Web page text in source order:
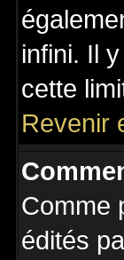
infini. Il
cette
Revenir
Comme
édités